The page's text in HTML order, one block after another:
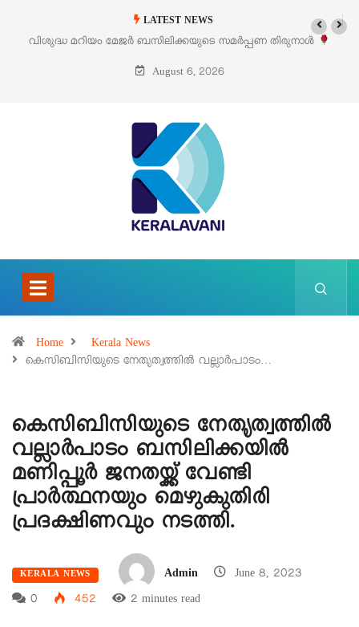
LATEST NEWS
തിരുനാൾ
‘പെറ്റൽസ്’ ലൈഫ് സ്റ്റൈൽ എക്സിബിഷനും സെയിലും
പെരുമാനൂരിൽ
August 6, 2026
Home
Kerala News
കെസിബിസിയുടെ നേതൃത്വത്തിൽ വല്ലാർപാടം…
കെസിബിസിയുടെ നേതൃത്വത്തിൽ
വല്ലാർപാടം ബസിലിക്കയിൽ
മണിപ്പൂര്‍ ജനതയ്ക്ക് വേണ്ടി
പ്രാർത്ഥനയും മെഴുകുതിരി
പ്രദക്ഷിണവും നടത്തി.
KERALA NEWS Admin
June 8, 2023
0
452 2 minutes read